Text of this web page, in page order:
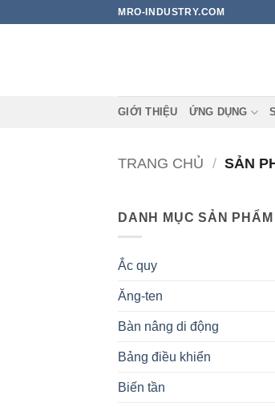
MRO-INDUSTRY.COM
GIỚI THIỆU ỨNG DỤNG
TRANG CHỦ / SẢN
DANH MỤC SẢN PHẨM
Ắc quy
Ăng-ten
Bàn nâng di động
Bảng điều khiển
Biến tần